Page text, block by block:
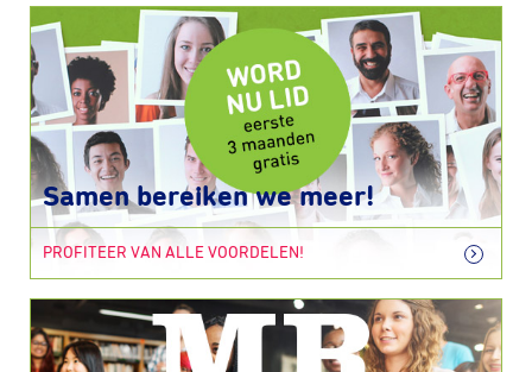
Samen bereiken we meer!
PROFITEER VAN ALLE VOORDELEN!